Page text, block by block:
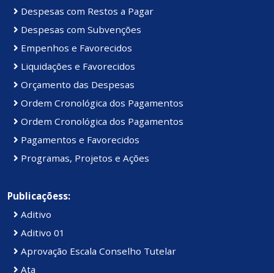
Despesas com Restos a Pagar
Despesas com Subvenções
Empenhos e Favorecidos
Liquidações e Favorecidos
Orçamento das Despesas
Ordem Cronológica dos Pagamentos
Ordem Cronológica dos Pagamentos
Pagamentos e Favorecidos
Programas, Projetos e Ações
Publicaçõess:
Aditivo
Aditivo 01
Aprovação Escala Conselho Tutelar
Ata